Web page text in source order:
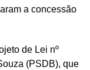
a concessão
de Lei nº
(PSDB), que